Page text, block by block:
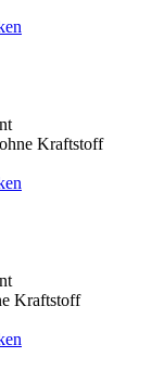
Kraftstoff
Kraftstoff